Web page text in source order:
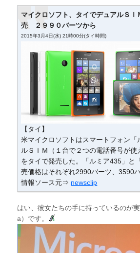
マイクロソフト、タイでデュアルＳＩ
売 ２９９０バーツから
2015年3月4日(水) 21時00分(タイ時間)
【タイ】
米マイクロソフトはスマートフォン「
ルＳＩＭ（１台で２つの電話番号が使
をタイで発売した。「ルミア435」と
売価格はそれぞれ2990バーツ、3590バ
情報ソース元⇒ newsclip
はい、彼女たちの手に持っているのが
a）です。